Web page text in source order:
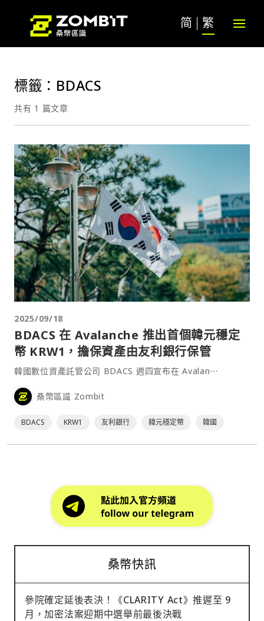
简 繁
標籤：BDACS
共有 1 篇文章
2025/09/18
BDACS 在 Avalanche 推出首個韓元穩定
幣 KRW1，擔保資產由友利銀行保管
韓國數位資產託管公司 BDACS 週四宣布在 Avalan⋯
桑幣區識 Zombit
BDACS KRW1 友利銀行 韓元穩定幣 韓國
桑幣快訊
參院確定延後表決！《CLARITY Act》推遲至 9
月，加密法案迎期中選舉前最後決戰